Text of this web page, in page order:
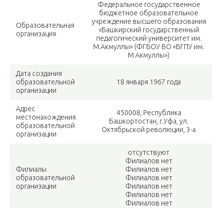
Образовательная
организация
Федеральное государственное
бюджетное образовательное
учреждение высшего образования
«Башкирский государственный
педагогический университет им.
М.Акмуллы» (ФГБОУ ВО «БГПУ им.
М.Акмуллы»)
Дата создания
образовательной
организации
18 января 1967 года
Адрес
местонахождения
образовательной
организации
450008, Республика
Башкортостан, г.Уфа, ул.
Октябрьской революции, 3-а
Филиалы
образовательной
организации
отсутствуют
Филиалов нет
Филиалов нет
Филиалов нет
Филиалов нет
Филиалов нет
Филиалов нет